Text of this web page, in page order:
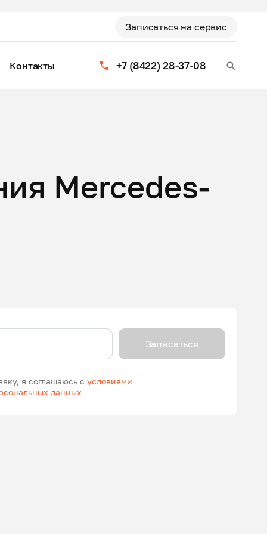
Записаться на сервис
+7 (8422) 28-37-08
Контакты
Mercedes-
я соглашаюсь сусловиями
данных
Записаться